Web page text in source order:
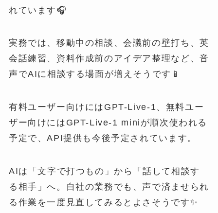
れています🎧
実務では、移動中の相談、会議前の壁打ち、英
会話練習、資料作成前のアイデア整理など、音
声でAIに相談する場面が増えそうです📱
有料ユーザー向けにはGPT-Live-1、無料ユー
ザー向けにはGPT-Live-1 miniが順次使われる
予定で、API提供も今後予定されています。
AIは「文字で打つもの」から「話して相談す
る相手」へ。自社の業務でも、声で済ませられ
る作業を一度見直してみるとよさそうです✨